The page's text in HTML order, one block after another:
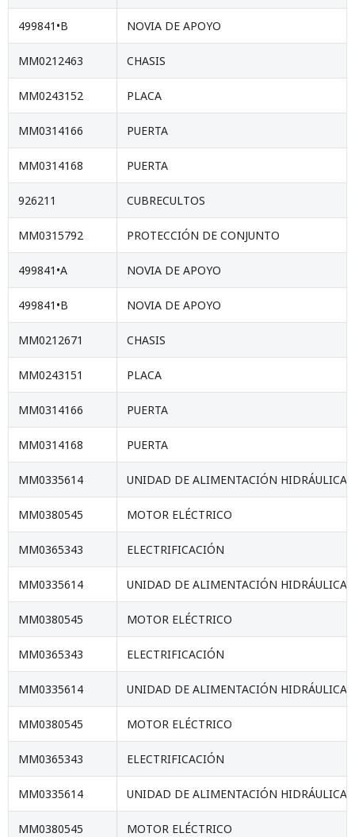
499841•B NOVIA DE APOYO
MM0212463 CHASIS
MM0243152 PLACA
MM0314166 PUERTA
MM0314168 PUERTA
926211 CUBRECULTOS
MM0315792 PROTECCIÓN DE CONJUNTO
499841•A NOVIA DE APOYO
499841•B NOVIA DE APOYO
MM0212671 CHASIS
MM0243151 PLACA
MM0314166 PUERTA
MM0314168 PUERTA
MM0335614 UNIDAD DE ALIMENTACIÓN HIDRÁULICA.
MM0380545 MOTOR ELÉCTRICO
MM0365343 ELECTRIFICACIÓN
MM0335614 UNIDAD DE ALIMENTACIÓN HIDRÁULICA.
MM0380545 MOTOR ELÉCTRICO
MM0365343 ELECTRIFICACIÓN
MM0335614 UNIDAD DE ALIMENTACIÓN HIDRÁULICA.
MM0380545 MOTOR ELÉCTRICO
MM0365343 ELECTRIFICACIÓN
MM0335614 UNIDAD DE ALIMENTACIÓN HIDRÁULICA.
MM0380545 MOTOR ELÉCTRICO